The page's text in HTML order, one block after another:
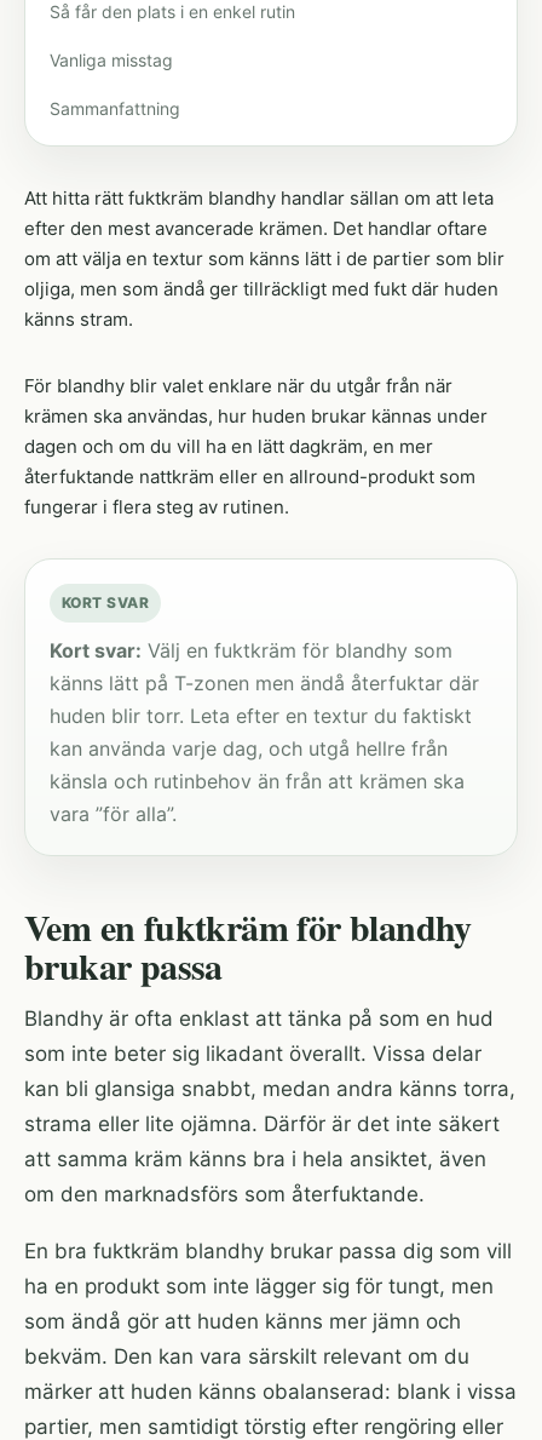
Så får den plats i en enkel rutin
Vanliga misstag
Sammanfattning
Att hitta rätt fuktkräm blandhy handlar sällan om att leta
efter den mest avancerade krämen. Det handlar oftare
om att välja en textur som känns lätt i de partier som blir
oljiga, men som ändå ger tillräckligt med fukt där huden
känns stram.
För blandhy blir valet enklare när du utgår från när
krämen ska användas, hur huden brukar kännas under
dagen och om du vill ha en lätt dagkräm, en mer
återfuktande nattkräm eller en allround-produkt som
fungerar i flera steg av rutinen.
KORT SVAR
Kort svar: Välj en fuktkräm för blandhy som
känns lätt på T-zonen men ändå återfuktar där
huden blir torr. Leta efter en textur du faktiskt
kan använda varje dag, och utgå hellre från
känsla och rutinbehov än från att krämen ska
vara ”för alla”.
Vem en fuktkräm för blandhy
brukar passa
Blandhy är ofta enklast att tänka på som en hud
som inte beter sig likadant överallt. Vissa delar
kan bli glansiga snabbt, medan andra känns torra,
strama eller lite ojämna. Därför är det inte säkert
att samma kräm känns bra i hela ansiktet, även
om den marknadsförs som återfuktande.
En bra fuktkräm blandhy brukar passa dig som vill
ha en produkt som inte lägger sig för tungt, men
som ändå gör att huden känns mer jämn och
bekväm. Den kan vara särskilt relevant om du
märker att huden känns obalanserad: blank i vissa
partier, men samtidigt törstig efter rengöring eller